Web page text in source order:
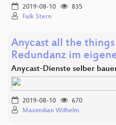
2019-08-10
835
Falk Stern
Anycast all the
Redundanz im
Anycast-Dienste selber
2019-08-10
670
Maximilian Wilhelm